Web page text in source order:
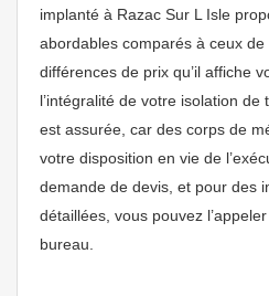
implanté à Razac Sur L Isle
abordables comparés à ceux
différences de prix qu’il affiche
l’intégralité de votre isolation
est assurée, car des corps de
votre disposition en vie de
demande de devis, et pour des
détaillées, vous pouvez
bureau.